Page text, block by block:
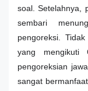
soal. Setelahnya,
sembari
pengoreksi.
yang mengikuti
pengoreksian
sangat